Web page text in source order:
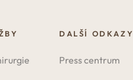
DALŠÍ ODKAZY
Press centrum